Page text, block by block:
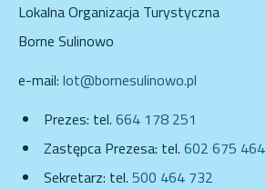
Lokalna Organizacja Turystyczna
Borne Sulinowo
e-mail: lot@bornesulinowo.pl
Prezes: tel. 664 178 251
Zastępca Prezesa: tel. 602 675 464
Sekretarz: tel. 500 464 732